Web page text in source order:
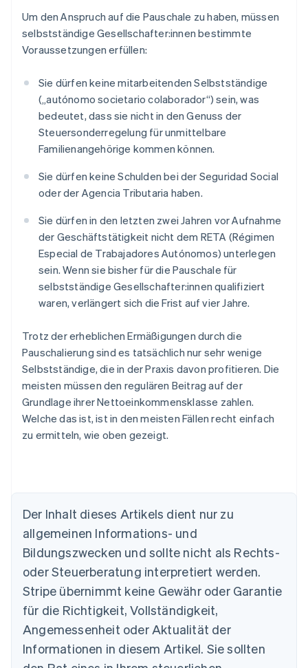
Um den Anspruch auf die Pauschale zu haben, müssen
selbstständige Gesellschafter:innen bestimmte
Voraussetzungen erfüllen:
Sie dürfen keine mitarbeitenden Selbstständige
(„autónomo societario colaborador“) sein, was
bedeutet, dass sie nicht in den Genuss der
Steuersonderregelung für unmittelbare
Familienangehörige kommen können.
Sie dürfen keine Schulden bei der Seguridad Social
oder der Agencia Tributaria haben.
Sie dürfen in den letzten zwei Jahren vor Aufnahme
der Geschäftstätigkeit nicht dem RETA (Régimen
Especial de Trabajadores Autónomos) unterlegen
sein. Wenn sie bisher für die Pauschale für
selbstständige Gesellschafter:innen qualifiziert
waren, verlängert sich die Frist auf vier Jahre.
Trotz der erheblichen Ermäßigungen durch die
Pauschalierung sind es tatsächlich nur sehr wenige
Selbstständige, die in der Praxis davon profitieren. Die
meisten müssen den regulären Beitrag auf der
Grundlage ihrer Nettoeinkommensklasse zahlen.
Welche das ist, ist in den meisten Fällen recht einfach
zu ermitteln, wie oben gezeigt.
Der Inhalt dieses Artikels dient nur zu
allgemeinen Informations- und
Bildungszwecken und sollte nicht als Rechts-
oder Steuerberatung interpretiert werden.
Stripe übernimmt keine Gewähr oder Garantie
für die Richtigkeit, Vollständigkeit,
Angemessenheit oder Aktualität der
Informationen in diesem Artikel. Sie sollten
Australien
English
Belgien
NederlandsFrançais DeutschEnglish
Brasilien
Bulgarien